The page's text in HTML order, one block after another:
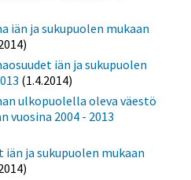
iän ja sukupuolen mukaan
iän ja sukupuolen
(1.4.2014)
ulkopuolella oleva väestö
vuosina 2004 - 2013
ja sukupuolen mukaan